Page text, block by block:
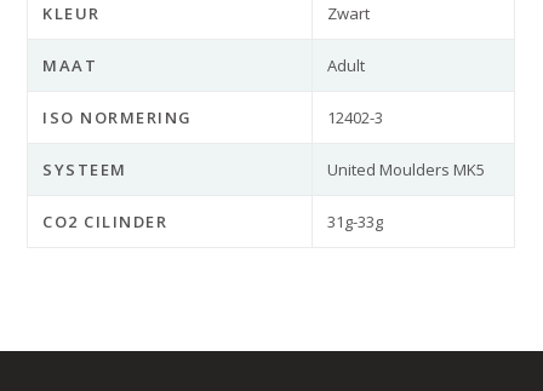
KLEUR Zwart
MAAT Adult
ISO NORMERING 12402-3
SYSTEEM United Moulders MK5
CO2 CILINDER 31g-33g